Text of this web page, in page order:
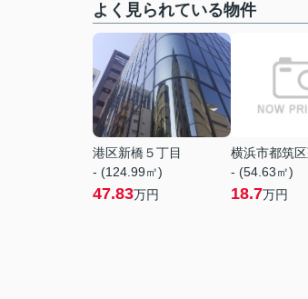
よく見られている物件
港区新橋５丁目
- (124.99㎡)
47.83万円
横浜市都筑
- (54.63㎡)
18.7万円